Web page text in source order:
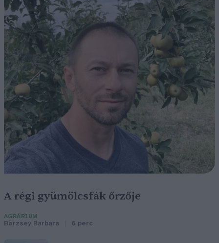
A régi gyümölcsfák őrzője
AGRÁRIUM
Börzsey Barbara 6 perc